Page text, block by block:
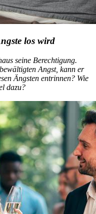
los wird
seine Berechtigung.
Angst, kann er
Ängsten entrinnen? Wie
dazu?